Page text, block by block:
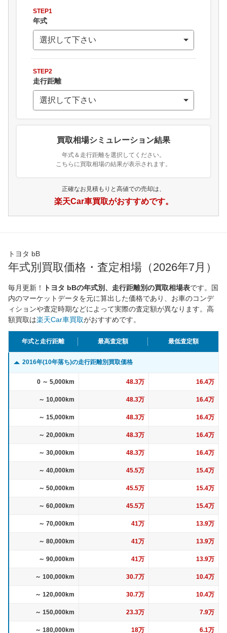
STEP1
年式
STEP2
走行距離
買取相場シミュレーション結果
年式＆走行距離を選択してください。
こちらに買取相場の結果が表示されます。
正確なお見積もりと高値での売却は、
楽天Car車買取がおすすめです。
トヨタ bB
年式別買取価格・査定相場（2026年7月）
毎月更新！ トヨタ bBの年式別、走行距離別の買取相場表です。国
内のマーケットデータを元に算出した価格であり、お車のコンデ
ィションや査定時期などによって実際の査定額が異なります。高
額買取は楽天Car車買取がおすすめです。
年式と走行距離 最高査定額 最低査定額
2016年(10年落ち)の走行距離別買取価格
0 ～ 5,000km 48.3万 16.4万
～ 10,000km 48.3万 16.4万
～ 15,000km 48.3万 16.4万
～ 20,000km 48.3万 16.4万
～ 30,000km 48.3万 16.4万
～ 40,000km 45.5万 15.4万
～ 50,000km 45.5万 15.4万
～ 60,000km 45.5万 15.4万
～ 70,000km 41万 13.9万
～ 80,000km 41万 13.9万
～ 90,000km 41万 13.9万
～ 100,000km 30.7万 10.4万
～ 120,000km 30.7万 10.4万
～ 150,000km 23.3万 7.9万
～ 180,000km 18万 6.1万